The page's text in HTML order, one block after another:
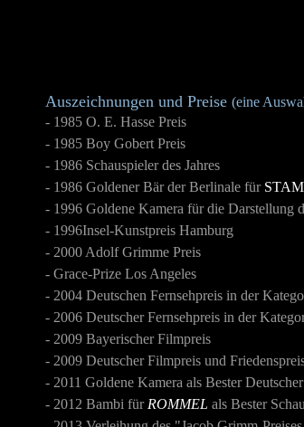
Auszeichnungen und Preise (eine
- 1985 O. E. Hasse Preis
- 1985 Boy Gobert Preis
- 1986 Schauspieler des Jahres
- 1986 Goldener Bär der Berlinale für
- 1996 Goldene Kamera für die Darstellung
- 1996Insel-Kunstpreis Hamburg
- 2000 Adolf Grimme Preis
- Grace-Prize Los Angeles
- 2004 Deutschen Fernsehpreis in der
- 2006 Deutscher Fernsehpreis in der
- 2009 Bayerischer Filmpreis
- 2009 Deutscher Filmpreis und
- 2011 Goldene Kamera als Bester
- 2012 Bambi für ROMMEL als Bester